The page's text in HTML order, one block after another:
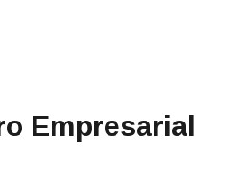
Empresarial